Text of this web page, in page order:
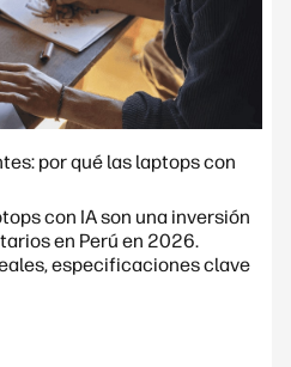
por qué las laptops con
con IA son una inversión
en Perú en 2026.
especificaciones clave